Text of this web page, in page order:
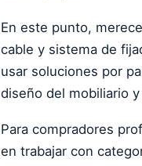
En este punto,
cable y sistema de
usar soluciones por
diseño del mobiliario
Para compradores
en trabajar con